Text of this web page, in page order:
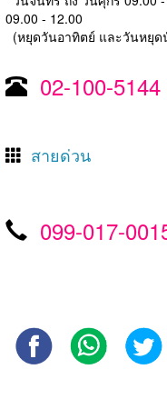
09.00 - 12.00
(หยุดวันอาทิตย์ และวันหยุ
02-100-5144
สายด่วน
099-017-